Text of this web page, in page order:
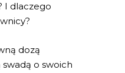
I dlaczego
dozą
o swoich